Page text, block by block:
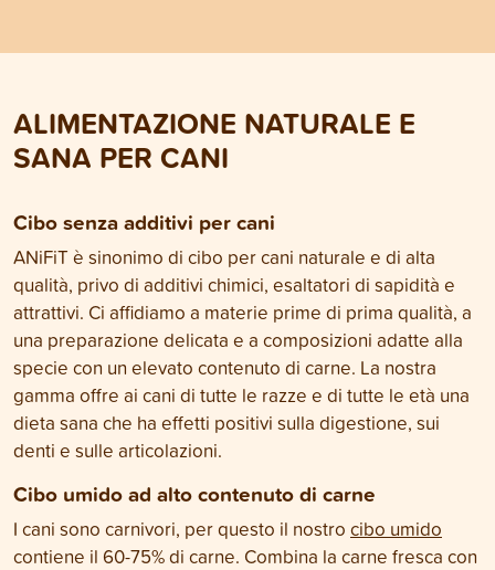
importanti che dovresti conoscere.
ALIMENTAZIONE NATURALE E
SANA PER CANI
Cibo senza additivi per cani
ANiFiT è sinonimo di cibo per cani naturale e di alta
qualità, privo di additivi chimici, esaltatori di sapidità e
attrattivi. Ci affidiamo a materie prime di prima qualità, a
una preparazione delicata e a composizioni adatte alla
specie con un elevato contenuto di carne. La nostra
gamma offre ai cani di tutte le razze e di tutte le età una
dieta sana che ha effetti positivi sulla digestione, sui
denti e sulle articolazioni.
Cibo umido ad alto contenuto di carne
I cani sono carnivori, per questo il nostro cibo umido
contiene il 60-75% di carne. Combina la carne fresca con